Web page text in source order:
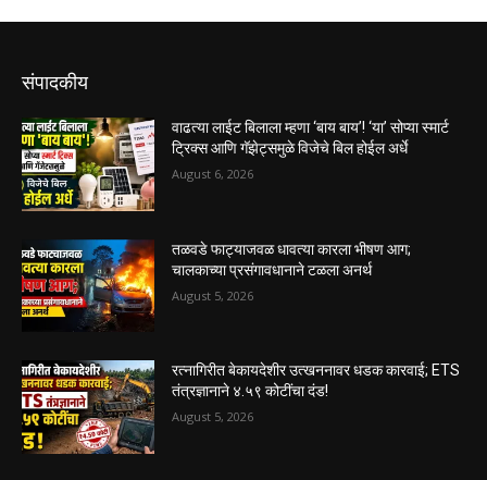
संपादकीय
वाढत्या लाईट बिलाला म्हणा ‘बाय बाय’! ‘या’ सोप्या स्मार्ट
ट्रिक्स आणि गॅझेट्समुळे विजेचे बिल होईल अर्धे
August 6, 2026
तळवडे फाट्याजवळ धावत्या कारला भीषण आग;
चालकाच्या प्रसंगावधानाने टळला अनर्थ
August 5, 2026
रत्नागिरीत बेकायदेशीर उत्खननावर धडक कारवाई; ETS
तंत्रज्ञानाने ४.५९ कोटींचा दंड!
August 5, 2026